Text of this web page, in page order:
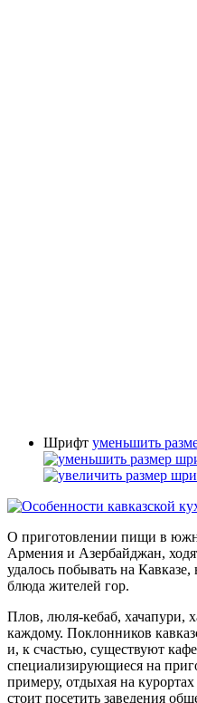
Шрифт уменьшить
О приготовлении пищи в
Армения и Азербайджан,
удалось побывать на
блюда жителей гор.
Плов, люля-кебаб, хачапури,
каждому. Поклонников
и, к счастью, существуют
специализирующиеся на
примеру, отдыхая на
стоит посетить заведения